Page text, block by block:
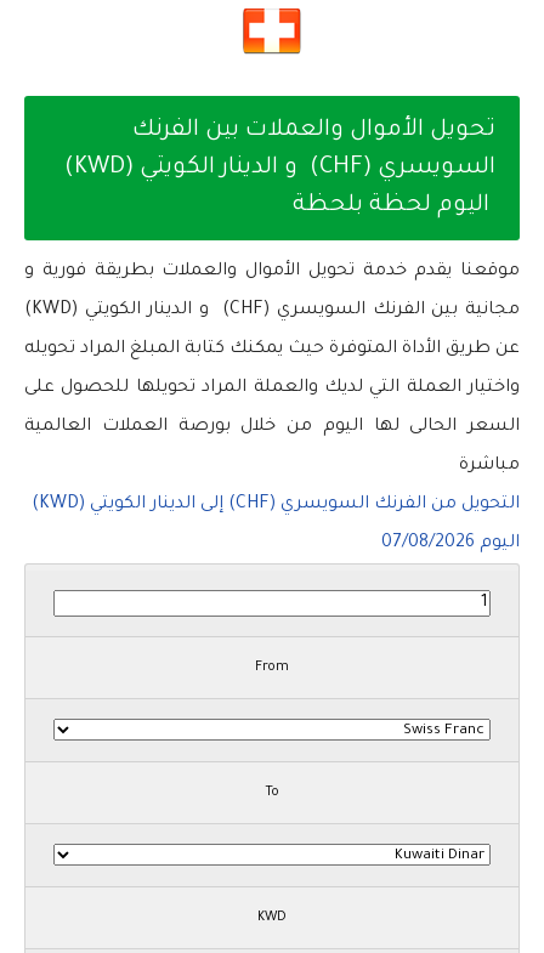
تحويل الأموال والعملات بين الفرنك
السويسري (CHF) و الدينار الكويتي (KWD)
اليوم لحظة بلحظة
موقعنا يقدم خدمة تحويل الأموال والعملات بطريقة فورية و
مجانية بين الفرنك السويسري (CHF) و الدينار الكويتي (KWD)
عن طريق الأداة المتوفرة حيث يمكنك كتابة المبلغ المراد تحويله
واختيار العملة التي لديك والعملة المراد تحويلها للحصول على
السعر الحالى لها اليوم من خلال بورصة العملات العالمية
مباشرة
التحويل من الفرنك السويسري (CHF) إلى الدينار الكويتي (KWD)
اليوم 07/08/2026
From
To
KWD